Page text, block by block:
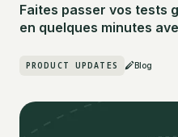
Faites passer vos tests
en quelques minutes
PRODUCT UPDATES Blog